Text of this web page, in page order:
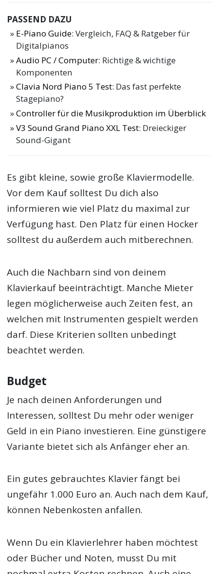
PASSEND DAZU
E-Piano Guide: Vergleich, FAQ & Ratgeber für
Digitalpianos
Audio PC / Computer: Richtige & wichtige
Komponenten
Clavia Nord Piano 5 Test: Das fast perfekte
Stagepiano?
Controller für die Musikproduktion im Überblick
V3 Sound Grand Piano XXL Test: Dreieckiger
Sound-Gigant
Es gibt kleine, sowie große Klaviermodelle.
Vor dem Kauf solltest Du dich also
informieren wie viel Platz du maximal zur
Verfügung hast. Den Platz für einen Hocker
solltest du außerdem auch mitberechnen.
Auch die Nachbarn sind von deinem
Klavierkauf beeinträchtigt. Manche Mieter
legen möglicherweise auch Zeiten fest, an
welchen mit Instrumenten gespielt werden
darf. Diese Kriterien sollten unbedingt
beachtet werden.
Budget
Je nach deinen Anforderungen und
Interessen, solltest Du mehr oder weniger
Geld in ein Piano investieren. Eine günstigere
Variante bietet sich als Anfänger eher an.
Ein gutes gebrauchtes Klavier fängt bei
ungefähr 1.000 Euro an. Auch nach dem Kauf,
können Nebenkosten anfallen.
Wenn Du ein Klavierlehrer haben möchtest
oder Bücher und Noten, musst Du mit